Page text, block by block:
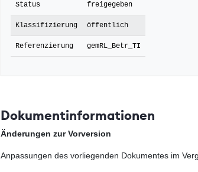
Status freigegeben
Klassifizierung öffentlich
Referenzierung gemRL_Betr_TI
Dokumentinformationen
Änderungen zur Vorversion
Anpassungen des vorliegenden Dokumentes im